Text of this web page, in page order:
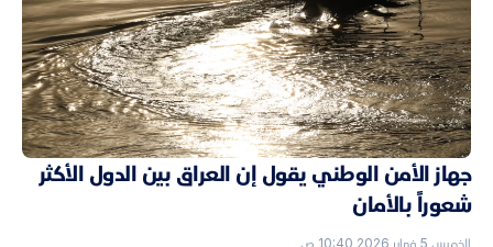
جهاز الأمن الوطني يقول إن العراق بين الدول الأكثر
شعوراً بالأمان
الخميس 5 فبراير 2026 10:40 ص